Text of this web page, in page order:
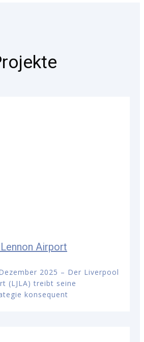
Airport
2025 – Der Liverpool
(LJLA) treibt seine
konsequent